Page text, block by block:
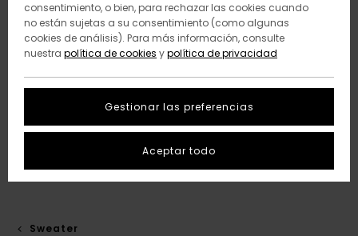
Sweater
consentimiento, o bien, para rechazar las cookies cuando
no están sujetas a su consentimiento (como algunas
cookies de análisis). Para más información, consulte
nuestra política de cookies ypolítica de privacidad
Gestionar las preferencias
Aceptar todo